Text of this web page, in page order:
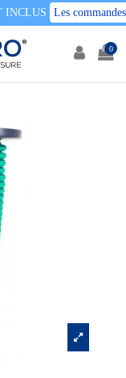
INCLUS Les commandes
0